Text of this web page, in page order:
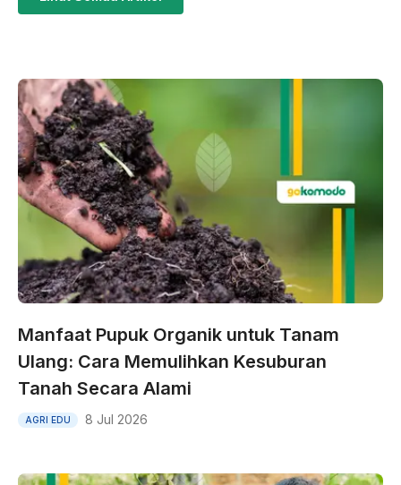
Manfaat Pupuk Organik untuk Tanam
Ulang: Cara Memulihkan Kesuburan
Tanah Secara Alami
AGRI EDU 8 Jul 2026